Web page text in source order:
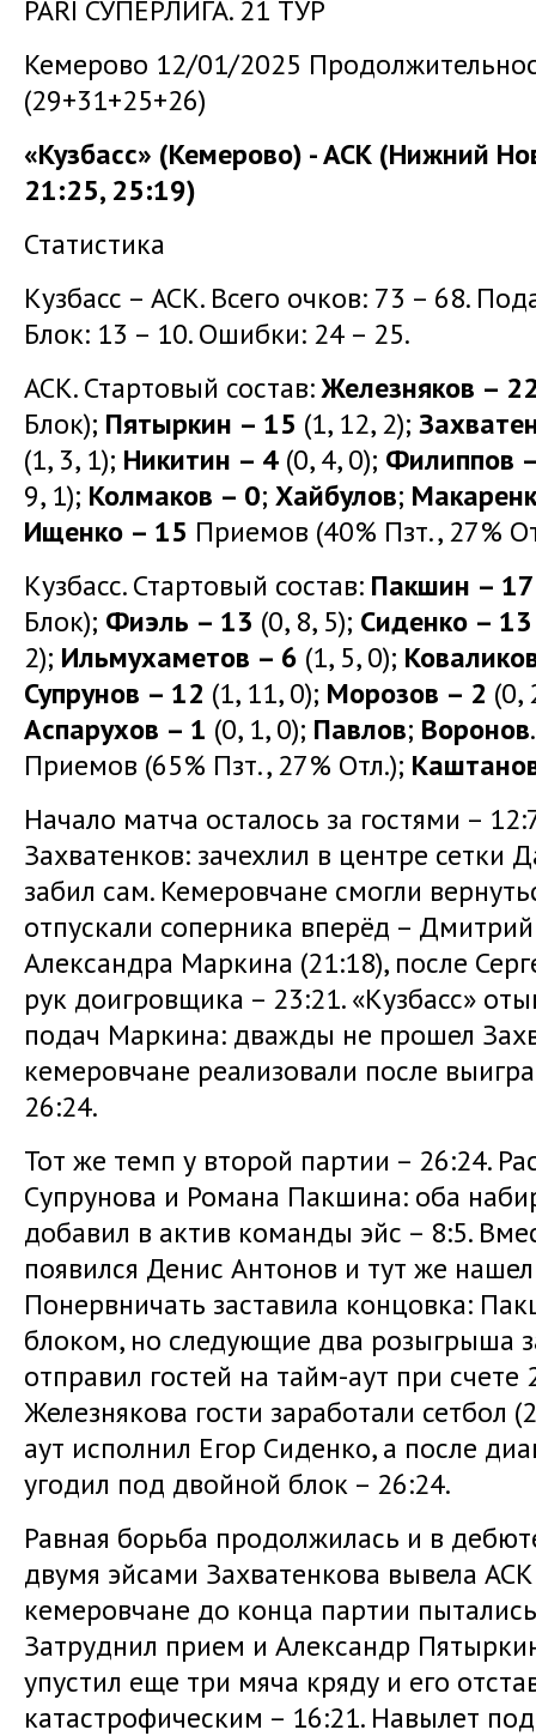
PARI СУПЕРЛИГА. 21 ТУР
Кемерово 12/01/2025
(29+31+25+26)
«Кузбасс» (Кемерово) - АСК (Нижний
21:25, 25:19)
Статистика
Кузбасс – АСК. Всего очков: 73 – 68.
Блок: 13 – 10. Ошибки: 24 – 25.
АСК. Стартовый состав:Железняков –
Блок); Пятыркин – 15 (1, 12, 2);
(1, 3, 1); Никитин – 4 (0, 4, 0); Филиппов
9, 1); Колмаков – 0; Хайбулов;
Ищенко – 15 Приемов (40% Пзт., 27%
Кузбасс. Стартовый состав: Пакшин – 17
Блок); Фиэль – 13 (0, 8, 5); Сиденко – 13
2); Ильмухаметов – 6 (1, 5, 0);
Супрунов – 12 (1, 11, 0); Морозов – 2 (0,
Аспарухов – 1 (0, 1, 0); Павлов; Воронов
Приемов (65% Пзт., 27% Отл.);
Начало матча осталось за гостями –
Захватенков: зачехлил в центре
забил сам. Кемеровчане смогли
отпускали соперника вперёд –
Александра Маркина (21:18), после
рук доигровщика – 23:21. «Кузбасс»
подач Маркина: дважды не прошел
кемеровчане реализовали после
26:24.
Тот же темп у второй партии – 26:24.
Супрунова и Романа Пакшина: оба
добавил в актив команды эйс – 8:5.
появился Денис Антонов и тут же
Понервничать заставила концовка:
блоком, но следующие два розыгрыша
отправил гостей на тайм-аут при
Железнякова гости заработали сетбол
аут исполнил Егор Сиденко, а после
угодил под двойной блок – 26:24.
Равная борьба продолжилась и в
двумя эйсами Захватенкова вывела
кемеровчане до конца партии
Затруднил прием и Александр
упустил еще три мяча кряду и его
катастрофическим – 16:21. Навылет